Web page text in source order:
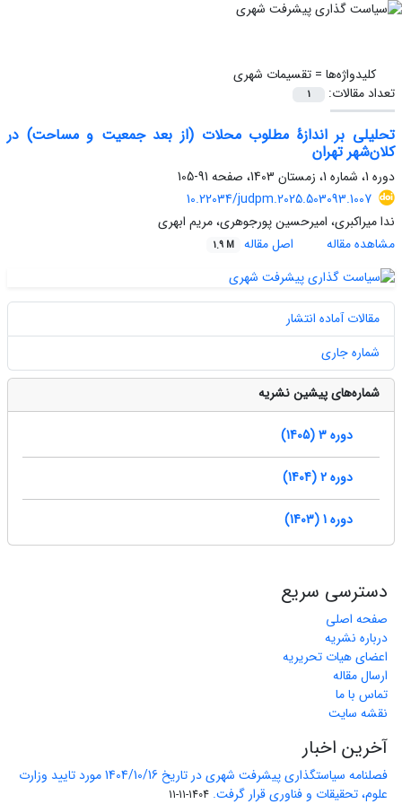
کلیدواژه‌ها =تقسیمات شهری
تعداد مقالات:
1
تحلیلی بر اندازۀ مطلوب محلات (از بعد جمعیت و مساحت) در
کلان‌شهر تهران
دوره 1، شماره 1، زمستان 1403، صفحه
91-105
10.22034/judpm.2025.503093.1007
ندا میراکبری، امیرحسین پورجوهری، مریم ابهری
مشاهده مقاله
اصل مقاله 1.9 M
مقالات آماده انتشار
شماره جاری
شماره‌های پیشین نشریه
دوره 3 (1405)
دوره 2 (1404)
دوره 1 (1403)
دسترسی سریع
صفحه اصلی
درباره نشریه
اعضای هیات تحریریه
ارسال مقاله
تماس با ما
نقشه سایت
آخرین اخبار
فصلنامه سیاستگذاری پیشرفت شهری در تاریخ 1404/10/16 مورد تایید وزارت
علوم، تحقیقات و فناوری قرار گرفت. 1404-11-11